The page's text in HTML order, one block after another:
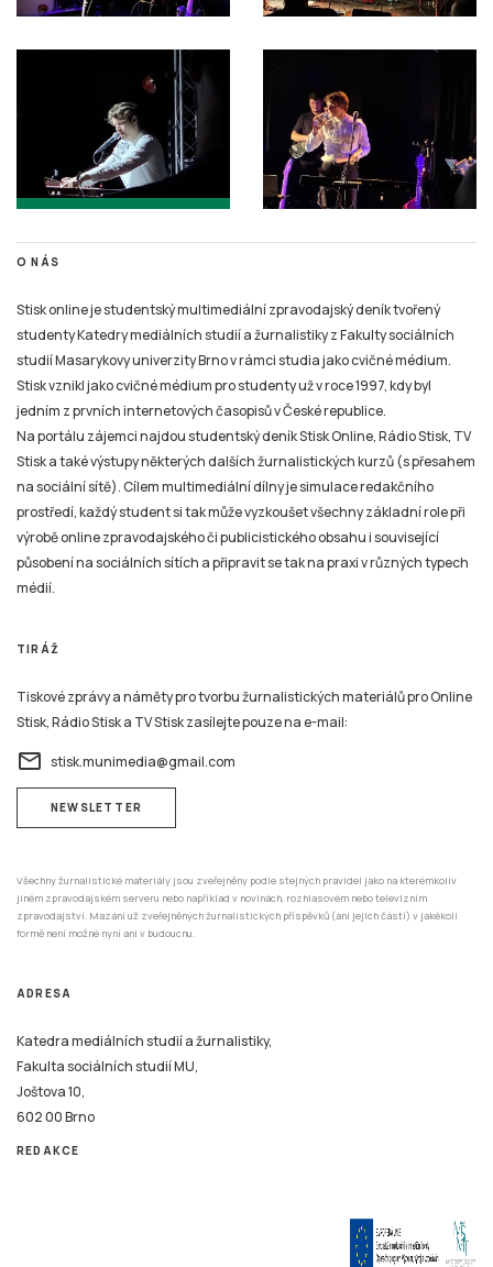
O NÁS
Stisk online je studentský multimediální zpravodajský deník tvořený
studenty Katedry mediálních studií a žurnalistiky z Fakulty sociálních
studií Masarykovy univerzity Brno v rámci studia jako cvičné médium.
Stisk vznikl jako cvičné médium pro studenty už v roce 1997, kdy byl
jedním z prvních internetových časopisů v České republice.
Na portálu zájemci najdou studentský deník Stisk Online, Rádio Stisk, TV
Stisk a také výstupy některých dalších žurnalistických kurzů (s přesahem
na sociální sítě). Cílem multimediální dílny je simulace redakčního
prostředí, každý student si tak může vyzkoušet všechny základní role při
výrobě online zpravodajského či publicistického obsahu i související
působení na sociálních sítích a připravit se tak na praxi v různých typech
médií.
TIRÁŽ
Tiskové zprávy a náměty pro tvorbu žurnalistických materiálů pro Online
Stisk, Rádio Stisk a TV Stisk zasílejte pouze na e-mail:
email stisk.munimedia@gmail.com
NEWSLETTER
Všechny žurnalistické materiály jsou zveřejněny podle stejných pravidel jako na kterémkoliv
jiném zpravodajském serveru nebo například v novinách, rozhlasovém nebo televizním
zpravodajství. Mazání už zveřejněných žurnalistických příspěvků (ani jejich částí) v jakékoli
formě není možné nyní ani v budoucnu.
ADRESA
Katedra mediálních studií a žurnalistiky,
Fakulta sociálních studií MU,
Joštova 10,
602 00 Brno
REDAKCE